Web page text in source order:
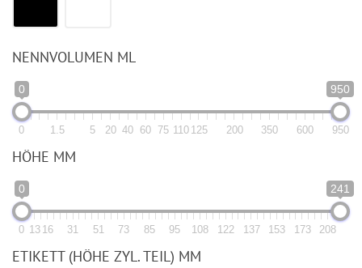
NENNVOLUMEN ML
0 950
0 1.5 5 20 40 60 75 110 125 200 350 600 950
HÖHE MM
0 241
0 13 16 31 51 73 85 95 108 122 137 153 173 208
ETIKETT (HÖHE ZYL. TEIL) MM